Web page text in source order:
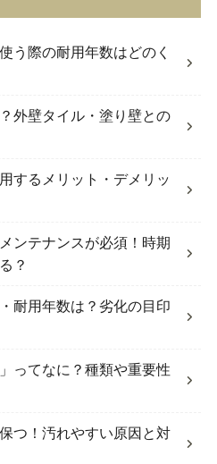
う際の耐用年数はどのく
外壁タイル・塗り壁との
するメリット・デメリッ
ンテナンスが必須！時期
？
耐用年数は？劣化の目印
ってなに？種類や重要性
つ！汚れやすい原因と対